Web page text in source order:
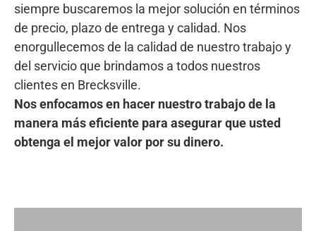
siempre buscaremos la mejor solución en términos
de precio, plazo de entrega y calidad. Nos
enorgullecemos de la calidad de nuestro trabajo y
del servicio que brindamos a todos nuestros
clientes en Brecksville.
Nos enfocamos en hacer nuestro trabajo de la
manera más eficiente para asegurar que usted
obtenga el mejor valor por su dinero.